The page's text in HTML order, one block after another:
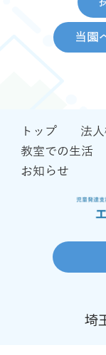
当園
トップ 法
教室での生活
お知らせ
埼